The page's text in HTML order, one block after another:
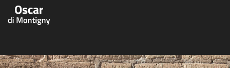
Humanovability
Bio